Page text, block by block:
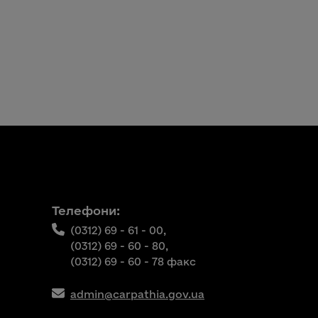
Телефони:
(0312) 69 - 61 - 00,
(0312) 69 - 60 - 80,
(0312) 69 - 60 - 78 факс
admin@carpathia.gov.ua